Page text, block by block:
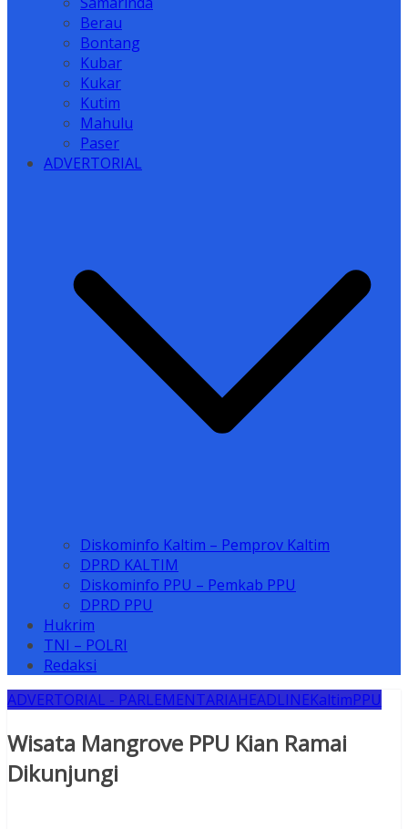
Berau
Bontang
Kubar
Kukar
Kutim
Mahulu
Paser
ADVERTORIAL
Diskominfo Kaltim – Pemprov Kaltim
DPRD KALTIM
Diskominfo PPU – Pemkab PPU
DPRD PPU
Hukrim
TNI – POLRI
Redaksi
ADVERTORIAL - PARLEMENTARIAHEADLINEKaltimPPU
Wisata Mangrove PPU Kian Ramai
Dikunjungi